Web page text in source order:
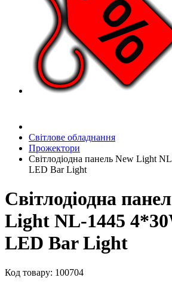
Світлове обладнання
Прожектори
Світлодіодна панель New Light
LED Bar Light
Світлодіодна
Light NL-1445
LED Bar Light
Код товару: 100704